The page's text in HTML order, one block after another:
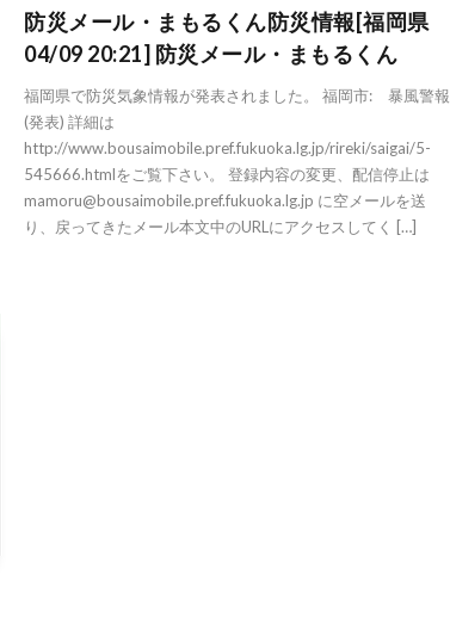
防災メール・まもるくん防災情報[福岡県
04/09 20:21] 防災メール・まもるくん
福岡県で防災気象情報が発表されました。 福岡市: 暴風警報
(発表) 詳細は
http://www.bousaimobile.pref.fukuoka.lg.jp/rireki/saigai/5-
545666.htmlをご覧下さい。 登録内容の変更、配信停止は
mamoru@bousaimobile.pref.fukuoka.lg.jp に空メールを送
り、戻ってきたメール本文中のURLにアクセスしてく […]